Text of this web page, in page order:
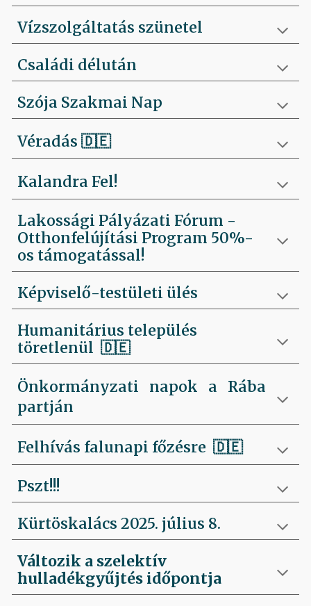
Vízszolgáltatás szünetel
Családi délután
Szója Szakmai Nap
Véradás🇩🇪
Kalandra Fel!
Lakossági Pályázati Fórum -
Otthonfelújítási Program 50%-
os támogatással!
Képviselő-testületi ülés
Humanitárius település
töretlenül🇩🇪
Önkormányzati napok a Rába
partján
Felhívás falunapi főzésre🇩🇪
Pszt!!!
Kürtöskalács 2025. július 8.
Változik a szelektív
hulladékgyűjtés időpontja